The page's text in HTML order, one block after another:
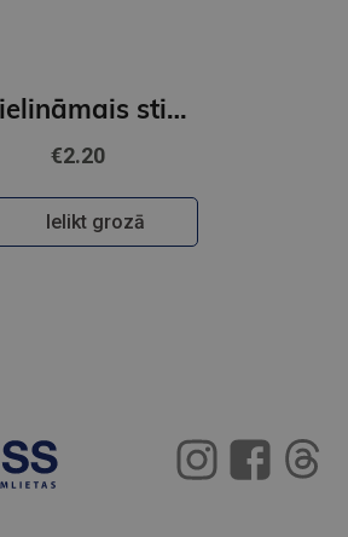
Palielināmais stikls 5* FOROFIS diam.75mm
€2.20
Ielikt grozā